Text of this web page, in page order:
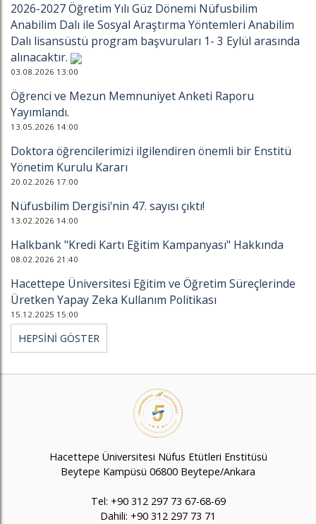
2026-2027 Öğretim Yılı Güz Dönemi Nüfusbilim
Anabilim Dalı ile Sosyal Araştırma Yöntemleri Anabilim
Dalı lisansüstü program başvuruları 1- 3 Eylül arasında
alınacaktır.
03.08.2026 13:00
Öğrenci ve Mezun Memnuniyet Anketi Raporu
Yayımlandı.
13.05.2026 14:00
Doktora öğrencilerimizi ilgilendiren önemli bir Enstitü
Yönetim Kurulu Kararı
20.02.2026 17:00
Nüfusbilim Dergisi'nin 47. sayısı çıktı!
13.02.2026 14:00
Halkbank "Kredi Kartı Eğitim Kampanyası" Hakkında
08.02.2026 21:40
Hacettepe Üniversitesi Eğitim ve Öğretim Süreçlerinde
Üretken Yapay Zeka Kullanım Politikası
15.12.2025 15:00
HEPSİNİ GÖSTER
Hacettepe Üniversitesi Nüfus Etütleri Enstitüsü
Beytepe Kampüsü 06800 Beytepe/Ankara
Tel: +90 312 297 73 67-68-69
Dahili: +90 312 297 73 71